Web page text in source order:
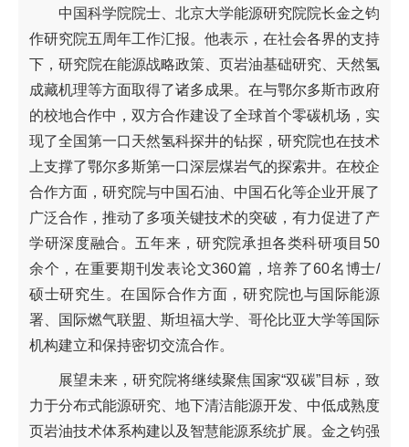
中国科学院院士、北京大学能源研究院院长金之钧
作研究院五周年工作汇报。他表示，在社会各界的支持
下，研究院在能源战略政策、页岩油基础研究、天然氢
成藏机理等方面取得了诸多成果。在与鄂尔多斯市政府
的校地合作中，双方合作建设了全球首个零碳机场，实
现了全国第一口天然氢科探井的钻探，研究院也在技术
上支撑了鄂尔多斯第一口深层煤岩气的探索井。在校企
合作方面，研究院与中国石油、中国石化等企业开展了
广泛合作，推动了多项关键技术的突破，有力促进了产
学研深度融合。五年来，研究院承担各类科研项目50
余个，在重要期刊发表论文360篇，培养了60名博士/
硕士研究生。在国际合作方面，研究院也与国际能源
署、国际燃气联盟、斯坦福大学、哥伦比亚大学等国际
机构建立和保持密切交流合作。
展望未来，研究院将继续聚焦国家“双碳”目标，致
力于分布式能源研究、地下清洁能源开发、中低成熟度
页岩油技术体系构建以及智慧能源系统扩展。金之钧强